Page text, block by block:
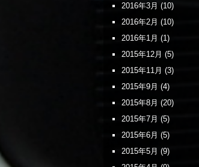
2016年3月 (10)
2016年2月 (10)
2016年1月 (1)
2015年12月 (5)
2015年11月 (3)
2015年9月 (4)
2015年8月 (20)
2015年7月 (5)
2015年6月 (5)
2015年5月 (9)